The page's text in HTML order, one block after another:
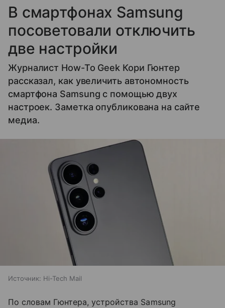
В смартфонах Samsung
посоветовали отключить
две настройки
Журналист How-To Geek Кори Гюнтер
рассказал, как увеличить автономность
смартфона Samsung с помощью двух
настроек. Заметка опубликована на сайте
медиа.
Источник: Hi-Tech Mail
По словам Гюнтера, устройства Samsung